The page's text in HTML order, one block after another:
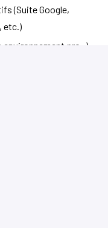
(Suite Google,
etc.)
environnement pro :)